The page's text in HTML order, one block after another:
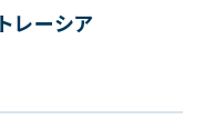
レーシア